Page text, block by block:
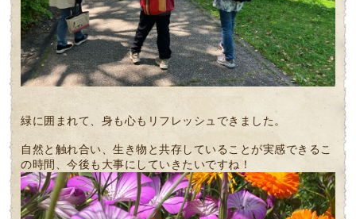
緑に囲まれて、身も心もリフレッシュできました。
自然と触れ合い、生き物と共存していることが実感できるこ
の時間、今後も大事にしていきたいですね！